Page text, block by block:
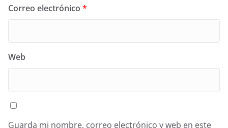
Correo electrónico *
Web
Guarda mi nombre, correo electrónico y web en este